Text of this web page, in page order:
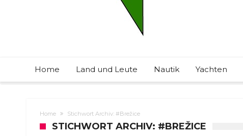
Home Land und Leute Nautik Yachten
Home Stichwort Archiv: #Brežice
STICHWORT ARCHIV: #BREŽICE